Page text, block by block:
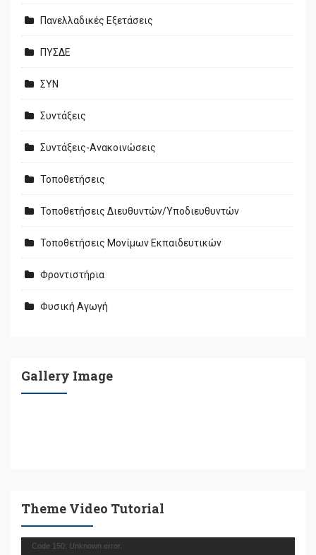
Πανελλαδικές Εξετάσεις
ΠΥΣΔΕ
ΣΥΝ
Συντάξεις
Συντάξεις-Ανακοινώσεις
Τοποθετήσεις
Τοποθετήσεις Διευθυντών/Υποδιευθυντών
Τοποθετήσεις Μονίμων Εκπαιδευτικών
Φροντιστήρια
Φυσική Αγωγή
Gallery Image
Theme Video Tutorial
Πρόγραμμα
Code 150: Unknown error.